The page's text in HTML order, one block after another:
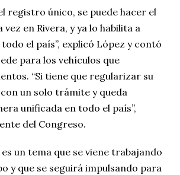
registro único, se puede hacer el
en Rivera, y ya lo habilita a
el país”, explicó López y contó
para los vehículos que
“Si tiene que regularizar su
un solo trámite y queda
unificada en todo el país”,
del Congreso.
un tema que se viene trabajando
y que se seguirá impulsando para